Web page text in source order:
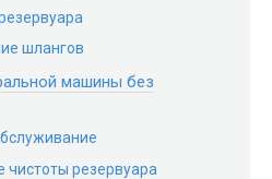
шлангов
машины без
резервуара